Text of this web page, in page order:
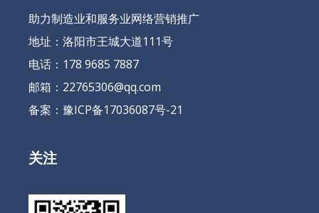
助力制造业和服务业网络营销推广
地址：洛阳市王城大道111号
电话：178 9685 7887
邮箱：22765306@qq.com
备案： 豫ICP备17036087号-21
关注